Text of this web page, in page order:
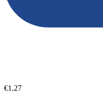
€1.27